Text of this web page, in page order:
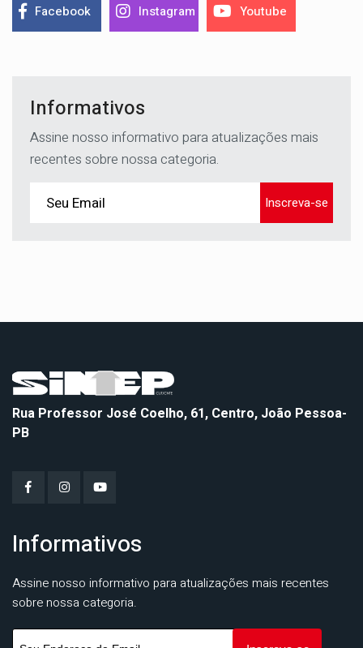
Facebook Instagram Youtube
Informativos
Assine nosso informativo para atualizações mais
recentes sobre nossa categoria.
Inscreva-se
Rua Professor José Coelho, 61, Centro, João Pessoa-
PB
Informativos
Assine nosso informativo para atualizações mais recentes
sobre nossa categoria.